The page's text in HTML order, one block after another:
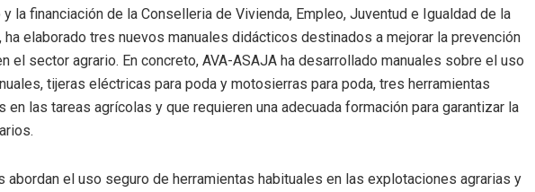
la financiación de la Conselleria de Vivienda, Empleo, Juventud e Igualdad de la
ha elaborado tres nuevos manuales didácticos destinados a mejorar la prevención
el sector agrario. En concreto, AVA-ASAJA ha desarrollado manuales sobre el uso
tijeras eléctricas para poda y motosierras para poda, tres herramientas
en las tareas agrícolas y que requieren una adecuada formación para garantizar la
abordan el uso seguro de herramientas habituales en las explotaciones agrarias y